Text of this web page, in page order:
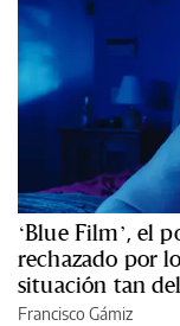
‘Blue Film’, el
rechazado por
situación tan
Francisco Gámiz